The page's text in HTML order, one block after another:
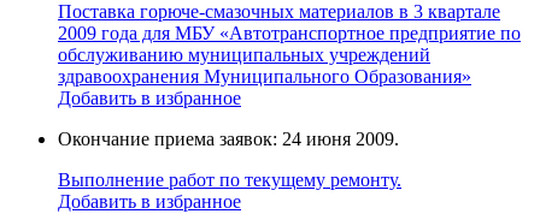
Поставка горюче-смазочных материалов в 3 квартале
2009 года для МБУ «Автотранспортное предприятие по
обслуживанию муниципальных учреждений
здравоохранения Муниципального Образования»
Добавить в избранное
Окончание приема заявок: 24 июня 2009.
Выполнение работ по текущему ремонту.
Добавить в избранное